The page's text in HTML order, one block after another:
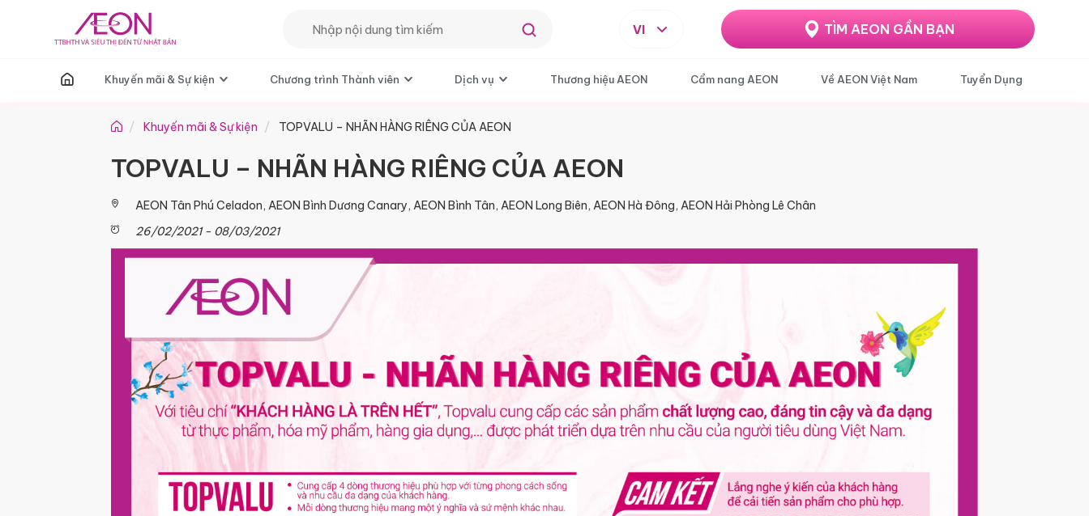
VI TÌM AEON GẦN BẠN
T Khuyến mãi & Sự kiện Chương trình Thành viên Dịch vụ Thương hiệu AEON Cẩm nang AEON Về AEON Việt Nam Tuyển Dụng
Khuyến mãi & Sự kiện TOPVALU – NHÃN HÀNG RIÊNG CỦA AEON
TOPVALU – NHÃN HÀNG RIÊNG CỦA AEON
AEON Tân Phú Celadon, AEON Bình Dương Canary, AEON Bình Tân, AEON Long Biên, AEON Hà Đông, AEON Hải Phòng Lê Chân
26/02/2021 - 08/03/2021